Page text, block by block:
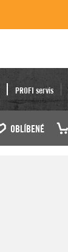
PROFI servis
OBLÍBENÉ